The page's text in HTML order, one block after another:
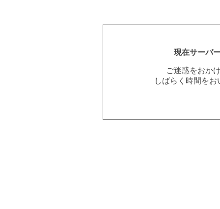
現在サーバ
ご迷惑をおか
しばらく時間を